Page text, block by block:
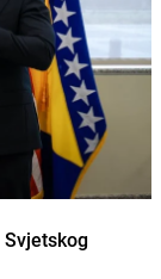
Svjetskog